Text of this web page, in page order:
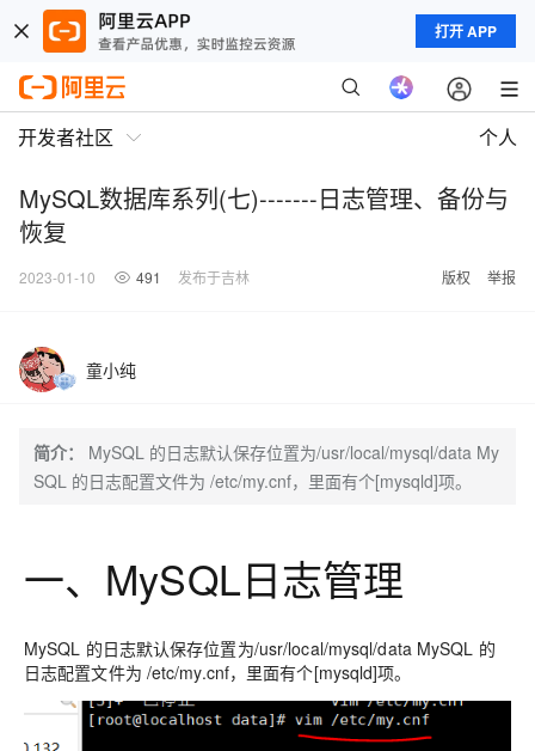
打开 APP
开发者社区 个人
MySQL数据库系列(七)-------日志管理、备份与
恢复
2023-01-10 491 发布于吉林 版权 举报
童小纯
简介：
MySQL 的日志默认保存位置为/usr/local/mysql/data My
SQL 的日志配置文件为 /etc/my.cnf，里面有个[mysqld]项。
一、MySQL日志管理
MySQL 的日志默认保存位置为/usr/local/mysql/dataMySQL 的
日志配置文件为 /etc/my.cnf，里面有个[mysqld]项。